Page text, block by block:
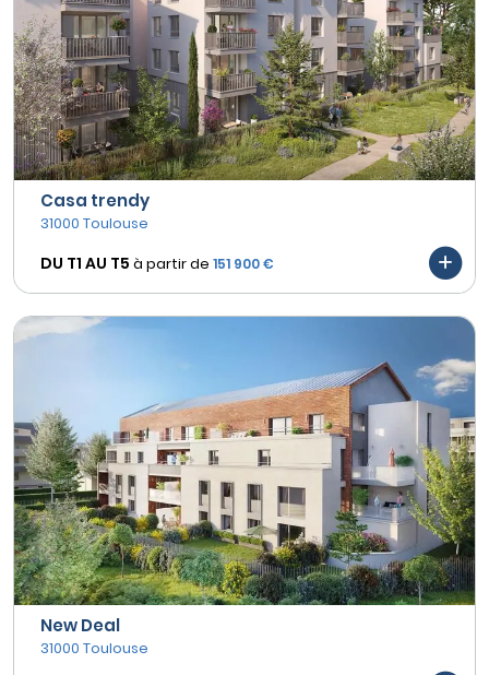
Casa trendy
31000 Toulouse
DU T1 AU T5 à partir de 151 900 €
New Deal
31000 Toulouse